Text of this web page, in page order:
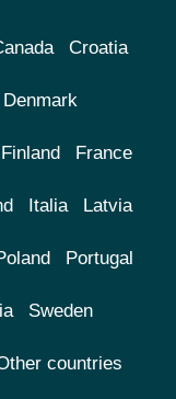
Croatia
Denmark
Finland France
Italia Latvia
Portugal
Sweden
countries